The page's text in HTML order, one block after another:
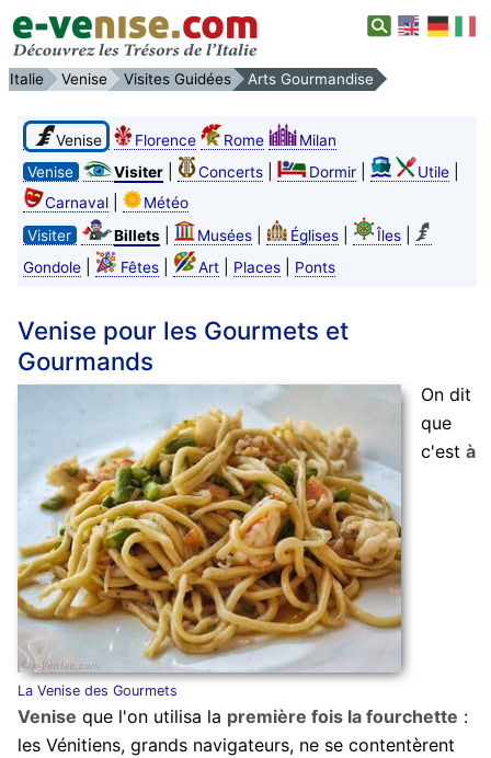
Italie Venise Visites Guidées Arts Gourmandise
Venise Florence Rome
Milan
Venise
Visiter| Concerts| Dormir| Utile|
Carnaval|
Météo
Visiter
Billets| Musées| Églises| Îles|
Gondole| Fêtes| Art| Places| Ponts
Venise pour les Gourmets et
Gourmands
La Venise des Gourmets
On dit
que
c'està
Venise que l'on utilisa la première fois la fourchette :
les Vénitiens, grands navigateurs, ne se contentèrent